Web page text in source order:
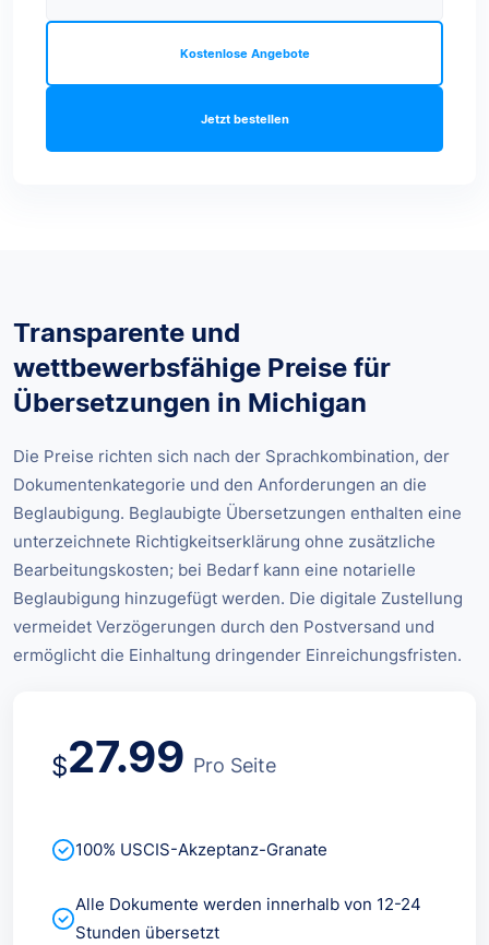
Jetzt bestellen
Kostenlose Angebote
Transparente und
wettbewerbsfähige Preise für
Übersetzungen in Michigan
Die Preise richten sich nach der Sprachkombination, der
Dokumentenkategorie und den Anforderungen an die
Beglaubigung. Beglaubigte Übersetzungen enthalten eine
unterzeichnete Richtigkeitserklärung ohne zusätzliche
Bearbeitungskosten; bei Bedarf kann eine notarielle
Beglaubigung hinzugefügt werden. Die digitale Zustellung
vermeidet Verzögerungen durch den Postversand und
ermöglicht die Einhaltung dringender Einreichungsfristen.
$27.99 Pro Seite
100% USCIS-Akzeptanz-Granate
Alle Dokumente werden innerhalb von 12-24
Stunden übersetzt